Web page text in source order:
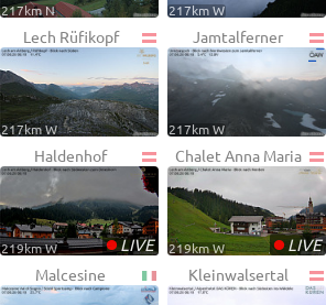
217km N 217km W
Lech Rüfikopf
217km W
Jamtalferner
217km W
Haldenhof
•LIVE
219km W
Chalet Anna Maria
•LIVE
219km W
Malcesine Kleinwalsertal